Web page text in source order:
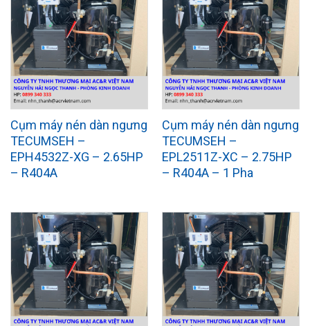
Cụm máy nén dàn ngưng
TECUMSEH –
EPH4532Z-XG – 2.65HP
– R404A
Cụm máy nén dàn ngưng
TECUMSEH –
EPL2511Z-XC – 2.75HP
– R404A – 1 Pha